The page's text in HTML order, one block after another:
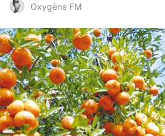
Oxygène FM